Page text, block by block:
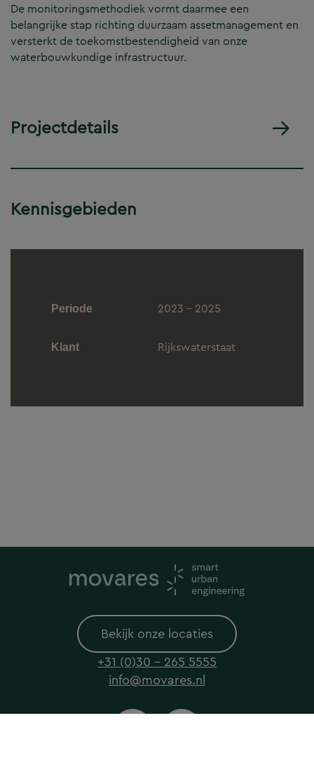
De monitoringsmethodiek vormt daarmee een
belangrijke stap richting duurzaam assetmanagement en
versterkt de toekomstbestendigheid van onze
waterbouwkundige infrastructuur.
Projectdetails
Kennisgebieden
Periode 2023 - 2025
Klant Rijkswaterstaat
Bekijk onze locaties
+31 (0)30 - 265 5555
info@movares.nl